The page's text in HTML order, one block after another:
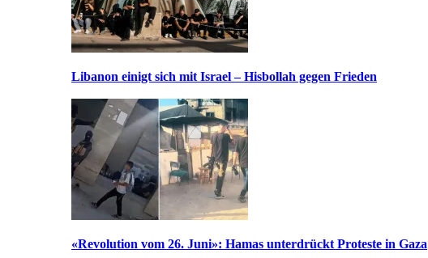
Libanon einigt sich mit Israel – Hisbollah gegen Frieden
«Revolution vom 26. Juni»: Hamas unterdrückt Proteste in Gaza